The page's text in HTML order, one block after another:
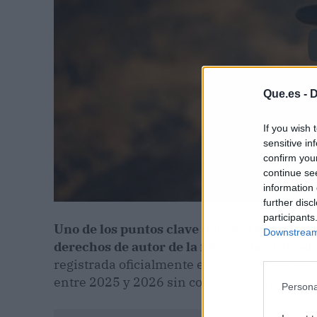
Que.es -
If you wish
sensitive
confirm
continue
information
further
Uno de los puntos clave del caso es que
derechos de autor de la fotografía
registrada oficialmente en Estados
entre 2025 y 2026 sin consentimiento ni